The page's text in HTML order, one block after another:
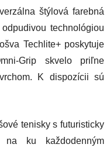
štýlová farebná
technológiou
Techlite+ poskytuje
Grip skvelo priľne
K dispozícii sú
tenisky s futuristicky
na ku každodenným